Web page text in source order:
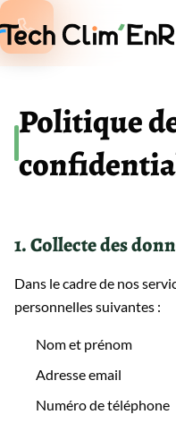
Politique
1. Collecte des
Dans le cadre de nos
personnelles suivantes :
Nom et prénom
Adresse email
Numéro de téléphone
